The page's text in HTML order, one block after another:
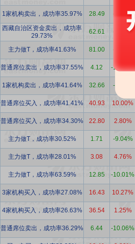
1家机构卖出，成功率35.97% 28.49 -4.46%
西藏自治区资金卖出，成功率
29.73%
62.61 -2.43%
主力做T，成功率41.63% 81.00 -2.40%
普通席位卖出，成功率37.55% 4.12 -10.04%
1家机构卖出，成功率41.64% 32.66 -2.16%
普通席位买入，成功率41.41% 40.93 10.00%
普通席位买入，成功率34.30% 22.80 2.80%
主力做T，成功率30.52% 1.71 -9.04%
主力做T，成功率28.01% 3.08 4.76%
主力做T，成功率63.59% 12.85 -10.01%
3家机构买入，成功率27.08% 16.43 10.27%
4家机构买入，成功率26.63% 36.54 1.25%
普通席位卖出，成功率36.29% 6.44 -10.06%